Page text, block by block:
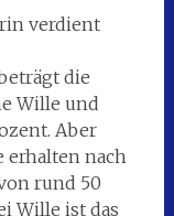
verdient
die
Wille und
Aber
erhalten nach
rund 50
Wille ist das